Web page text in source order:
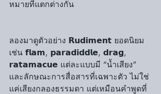
หมายที่แตกต่างกัน
ลองมาดูตัวอย่าง 𝗥𝘂𝗱𝗶𝗺𝗲𝗻𝘁 ยอดนิยม
เช่น 𝗳𝗹𝗮𝗺, 𝗽𝗮𝗿𝗮𝗱𝗶𝗱𝗱𝗹𝗲, 𝗱𝗿𝗮𝗴,
𝗿𝗮𝘁𝗮𝗺𝗮𝗰𝘂𝗲 แต่ละแบบมี “น้ำเสียง”
และลักษณะการสื่อสารที่เฉพาะตัว ไม่ใช่
แค่เสียงกลองธรรมดา แต่เหมือนคำพูดที่